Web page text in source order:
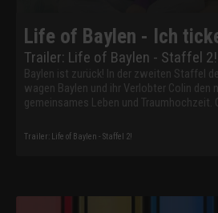
Life of Baylen - Ich
Trailer: Life of Baylen - Staffel 2!
Baylen ist zurück! In der zweiten Staffel
wagen Baylen und ihr Verlobter Colin
gemeinsames Leben und Traumhochzeit.
Trailer: Life of Baylen - Staffel 2!